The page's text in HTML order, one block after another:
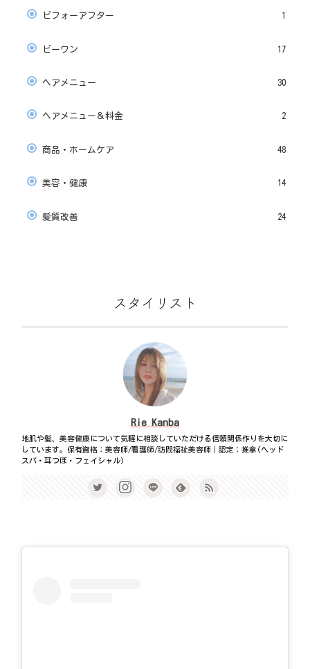
ビフォーアフター 1
ビーワン 17
ヘアメニュー 30
ヘアメニュー＆料金 2
商品・ホームケア 48
美容・健康 14
髪質改善 24
スタイリスト
Rie Kanba
地肌や髪、美容健康について気軽に相談していただける信頼関係作りを大切に
しています。保有資格：美容師/看護師/訪問福祉美容師｜認定：推拿(ヘッド
スパ・耳つぼ・フェイシャル)